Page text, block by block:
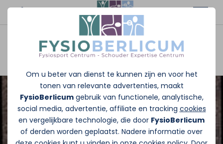
Om u beter van dienst te kunnen zijn en voor het
tonen van relevante advertenties, maakt
FysioBerlicumgebruik van functionele, analytische,
social media, advertentie, affiliate en tracking cookies
en vergelijkbare technologie, die door FysioBerlicum
of derden worden geplaatst. Nadere informatie over
Afspraak maken